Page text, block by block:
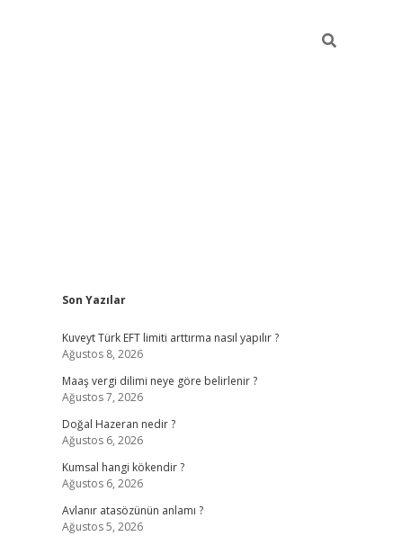
Sidebar
Son Yazılar
Kuveyt Türk EFT limiti arttırma nasıl yapılır ?
Ağustos 8, 2026
Maaş vergi dilimi neye göre belirlenir ?
Ağustos 7, 2026
Doğal Hazeran nedir ?
Ağustos 6, 2026
Kumsal hangi kökendir ?
Ağustos 6, 2026
Avlanır atasözünün anlamı ?
Ağustos 5, 2026
ilbet giriş